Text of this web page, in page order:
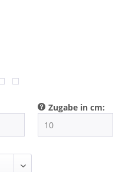
Zugabe in cm: